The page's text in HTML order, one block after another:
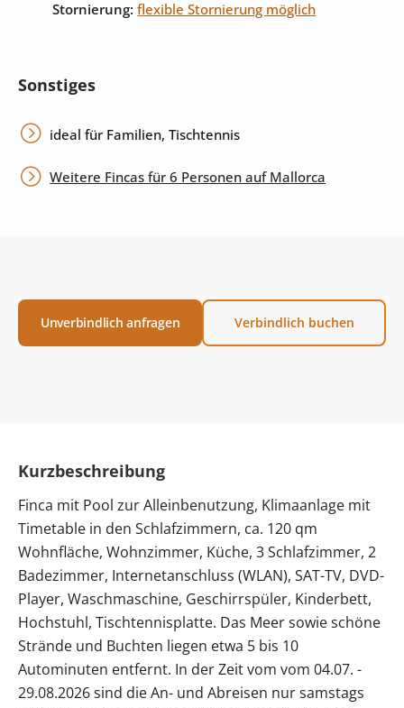
Stornierung: flexible Stornierung möglich
Sonstiges
ideal für Familien, Tischtennis
Weitere Fincas für 6 Personen auf Mallorca
Unverbindlich anfragen Verbindlich buchen
Kurzbeschreibung
Finca mit Pool zur Alleinbenutzung, Klimaanlage mit
Timetable in den Schlafzimmern, ca. 120 qm
Wohnfläche, Wohnzimmer, Küche, 3 Schlafzimmer, 2
Badezimmer, Internetanschluss (WLAN), SAT-TV, DVD-
Player, Waschmaschine, Geschirrspüler, Kinderbett,
Hochstuhl, Tischtennisplatte. Das Meer sowie schöne
Strände und Buchten liegen etwa 5 bis 10
Autominuten entfernt. In der Zeit vom vom 04.07. -
29.08.2026 sind die An- und Abreisen nur samstags